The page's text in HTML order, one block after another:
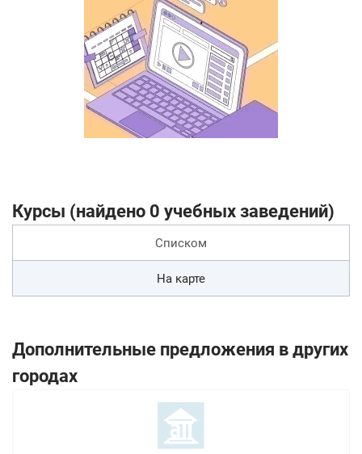
Курсы (найдено 0 учебных заведений)
Списком
На карте
Дополнительные предложения в других
городах